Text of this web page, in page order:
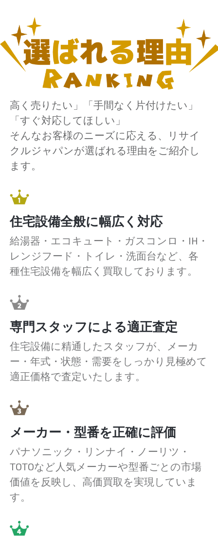
高く売りたい」「手間なく片付けたい」
「すぐ対応してほしい」
そんなお客様のニーズに応える、リサイ
クルジャパンが選ばれる理由をご紹介し
ます。
住宅設備全般に幅広く対応
給湯器・エコキュート・ガスコンロ・IH・
レンジフード・トイレ・洗面台など、各
種住宅設備を幅広く買取しております。
専門スタッフによる適正査定
住宅設備に精通したスタッフが、メーカ
ー・年式・状態・需要をしっかり見極めて
適正価格で査定いたします。
メーカー・型番を正確に評価
パナソニック・リンナイ・ノーリツ・
TOTOなど人気メーカーや型番ごとの市場
価値を反映し、高価買取を実現していま
す。